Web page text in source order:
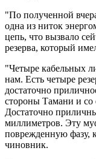
"По полученной
одна из ниток
цепь, что вызвало
резерва, который
"Четыре кабельных
нам. Есть четыре
достаточно
стороны Тамани и со
Достаточно
миллиметров. Эту
поврежденную фазу,
чиновник.